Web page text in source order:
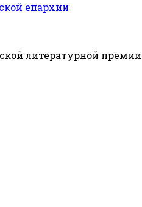
епархии
литературной